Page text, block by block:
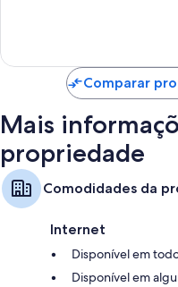
Comparar
Mais
propriedade
Comodidades da
Internet
Disponível em
Disponível em